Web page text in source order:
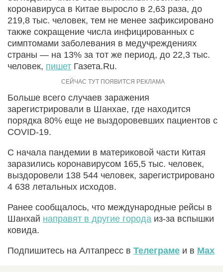
коронавируса в Китае выросло в 2,63 раза, до
219,8 тыс. человек, тем не менее зафиксировано
также сокращение числа инфицированных с
симптомами заболевания в медучреждениях
страны — на 13% за тот же период, до 22,3 тыс.
человек, пишет Газета.Ru.
Больше всего случаев заражения
зарегистрировали в Шанхае, где находится
порядка 80% еще не выздоровевших пациентов с
COVID-19.
С начала пандемии в материковой части Китая
заразились коронавирусом 165,5 тыс. человек,
выздоровели 138 544 человек, зарегистрировано
4 638 летальных исходов.
Ранее сообщалось, что международные рейсы в
Шанхай направят в другие города из-за вспышки
ковида.
Подпишитесь на Алтапресс в Телеграме и в Max